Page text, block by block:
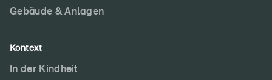
Gebäude & Anlagen
Kontext
In der Kindheit